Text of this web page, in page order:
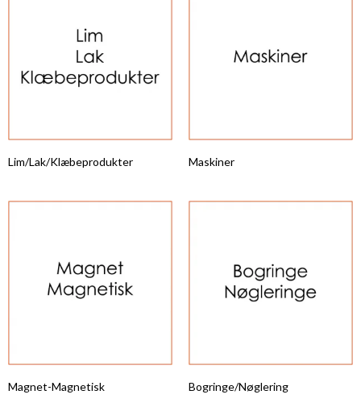
Lim/Lak/Klæbeprodukter Maskiner
Magnet-Magnetisk Bogringe/Nøglering